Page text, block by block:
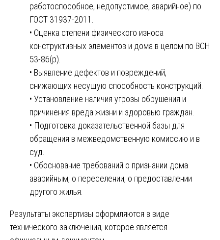
работоспособное, недопустимое, аварийное) по
ГОСТ 31937-2011.
• Оценка степени физического износа
конструктивных элементов и дома в целом по ВСН
53-86(р).
• Выявление дефектов и повреждений,
снижающих несущую способность конструкций.
• Установление наличия угрозы обрушения и
причинения вреда жизни и здоровью граждан.
• Подготовка доказательственной базы для
обращения в межведомственную комиссию и в
суд.
• Обоснование требований о признании дома
аварийным, о переселении, о предоставлении
другого жилья.
Результаты экспертизы оформляются в виде
технического заключения, которое является